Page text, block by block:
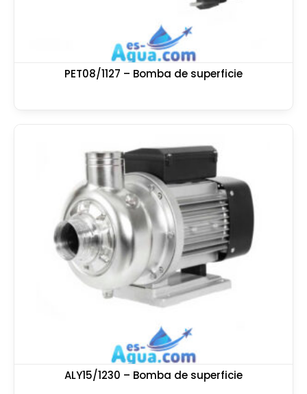
PET08/1127 – Bomba de superficie
ALY15/1230 – Bomba de superficie